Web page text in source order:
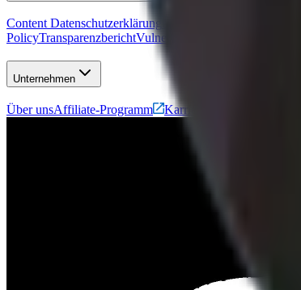
Content Datenschutzerklärung
PolicyTransparenzberichtVulnerability Disclosure Program
Unternehmen
Über unsAffiliate-Programm Karriere